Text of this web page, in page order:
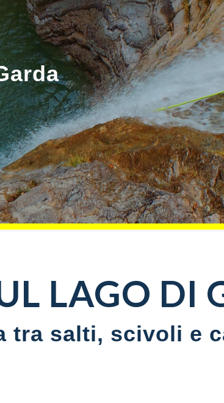
LAGO DI
tra salti, scivoli e